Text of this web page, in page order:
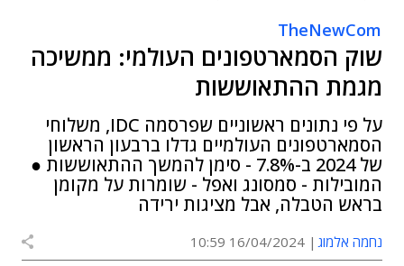
TheNewCom
שוק הסמארטפונים העולמי: ממשיכה
מגמת ההתאוששות
על פי נתונים ראשוניים שפרסמה IDC, משלוחי
הסמארטפונים העולמיים גדלו ברבעון הראשון
של 2024 ב-7.8% - סימן להמשך ההתאוששות ●
המובילות - סמסונג ואפל - שומרות על מקומן
בראש הטבלה, אבל מציגות ירידה
נחמה אלמוג 16/04/2024 10:59